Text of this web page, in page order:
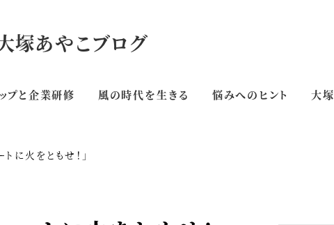
塚あやこブログ
プと企業研修 風の時代を生きる 悩みへのヒント 大
火をともせ！」